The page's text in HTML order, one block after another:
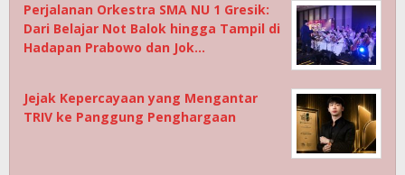
Perjalanan Orkestra SMA NU 1 Gresik:
Dari Belajar Not Balok hingga Tampil di
Hadapan Prabowo dan Jok…
Jejak Kepercayaan yang Mengantar
TRIV ke Panggung Penghargaan